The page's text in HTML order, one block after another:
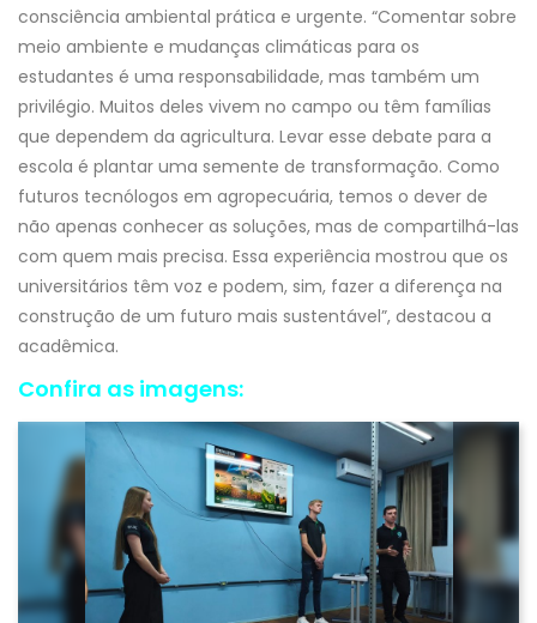
consciência ambiental prática e urgente. “Comentar sobre
meio ambiente e mudanças climáticas para os
estudantes é uma responsabilidade, mas também um
privilégio. Muitos deles vivem no campo ou têm famílias
que dependem da agricultura. Levar esse debate para a
escola é plantar uma semente de transformação. Como
futuros tecnólogos em agropecuária, temos o dever de
não apenas conhecer as soluções, mas de compartilhá-las
com quem mais precisa. Essa experiência mostrou que os
universitários têm voz e podem, sim, fazer a diferença na
construção de um futuro mais sustentável”, destacou a
acadêmica.
Confira as imagens: